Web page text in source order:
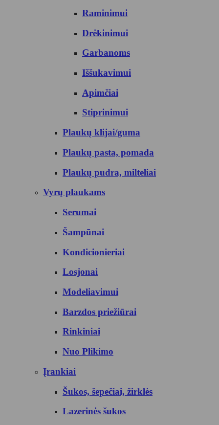
Raminimui
Drėkinimui
Garbanoms
Iššukavimui
Apimčiai
Stiprinimui
Plaukų klijai/guma
Plaukų pasta, pomada
Plaukų pudra, milteliai
Vyrų plaukams
Serumai
Šampūnai
Kondicionieriai
Losjonai
Modeliavimui
Barzdos priežiūrai
Rinkiniai
Nuo Plikimo
Įrankiai
Šukos, šepečiai, žirklės
Lazerinės šukos